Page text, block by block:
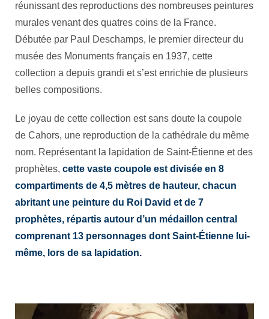
réunissant des reproductions des nombreuses peintures
murales venant des quatres coins de la France.
Débutée par Paul Deschamps, le premier directeur du
musée des Monuments français en 1937, cette
collection a depuis grandi et s’est enrichie de plusieurs
belles compositions.
Le joyau de cette collection est sans doute la coupole
de Cahors, une reproduction de la cathédrale du même
nom. Représentant la lapidation de Saint-Étienne et des
prophètes, cette vaste coupole est divisée en 8
compartiments de 4,5 mètres de hauteur, chacun
abritant une peinture du Roi David et de 7
prophètes, répartis autour d’un médaillon central
comprenant 13 personnages dont Saint-Étienne lui-
même, lors de sa lapidation.